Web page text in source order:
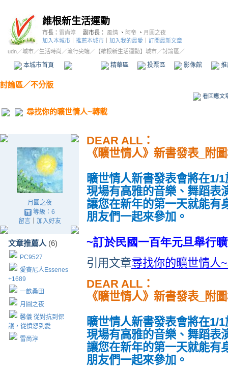
維根新生活運動
市長： 雷尚淳 副市長： 風情 、 阿帝 、 月圓之夜
加入本城市
推薦本城市 加入我的最愛
訂閱最新文章
udn／城市／生活時尚 ／流行尖端／ 【維根新生活運動】城市／討論區／
本城市首頁 精華區 投票區 影像館
討論區／不分版
看回應文
尋找你的曠世情人~轉載
月圓之夜
等級：6
留言｜ 加入好友
文章推薦人 (6)
PC9527
愛賽尼人Essenes
+1689
一畝桑田
月圓之夜
馨儀 從對抗到保
護，從憤怒到愛
雷尚淳
DEAR ALL：
《曠世情人》新書發表_附
曠世情人新書發表會將在1/
現場有高雅的音樂、舞蹈表
讓您在新年的第一天就能有
朋友們一起來參加。
~訂於民國一百年元旦舉行
引用文章尋找你的曠世情人
DEAR ALL：
《曠世情人》新書發表_附
曠世情人新書發表會將在1/
現場有高雅的音樂、舞蹈表
讓您在新年的第一天就能有
朋友們一起來參加。